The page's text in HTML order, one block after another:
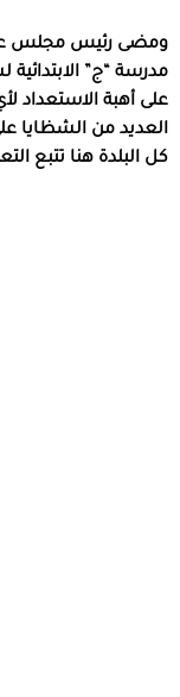
ومضى رئيس مجلس
مدرسة “ج”
على أهبة
العديد من الشظايا
كل البلدة هنا تتبع